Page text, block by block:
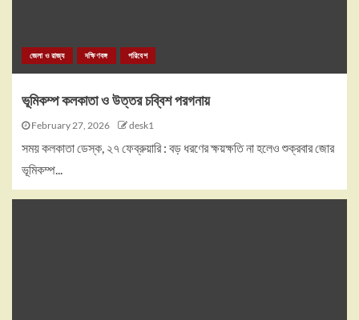
জেলা ও রাজ্য দক্ষিণবঙ্গ পরিবেশ
ভূমিকম্প কলকাতা ও উত্তর চব্বিশ পরগনায়
February 27, 2026 desk1
সময় কলকাতা ডেস্ক, ২৭ ফেব্রুয়ারি : বড় ধরণের ক্ষয়ক্ষতি না হলেও শুক্রবার জোর
ভূমিকম্প...